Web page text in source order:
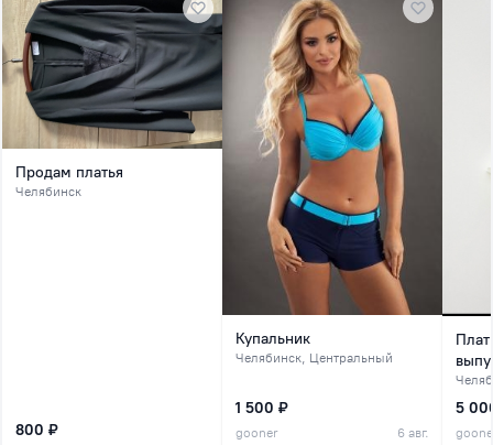
Продам платья
Челябинск
800 ₽
Купальник
Челябинск, Центральный
1 500 ₽
gooner
6 авг.
5